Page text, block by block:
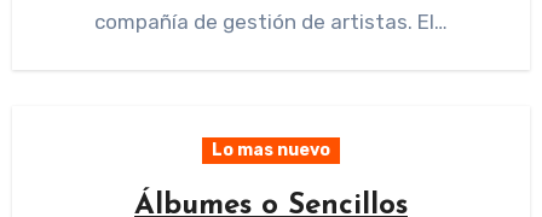
compañía de gestión de artistas. El…
Lo mas nuevo
Álbumes o Sencillos